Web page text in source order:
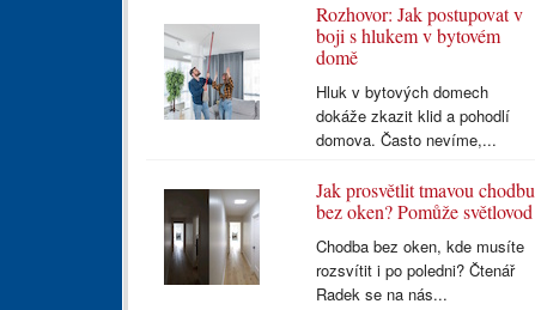
Rozhovor: Jak postupovat v
boji s hlukem v bytovém
domě
Hluk v bytových domech
dokáže zkazit klid a pohodlí
domova. Často nevíme,...
Jak prosvětlit tmavou chodbu
bez oken? Pomůže světlovod
Chodba bez oken, kde musíte
rozsvítit i po poledni? Čtenář
Radek se na nás...